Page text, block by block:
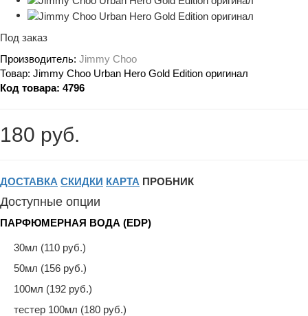
Под заказ
Производитель: Jimmy Choo
Товар: Jimmy Choo Urban Hero Gold Edition оригинал
Код товара: 4796
180 руб.
ДОСТАВКА СКИДКИ КАРТА ПРОБНИК
Доступные опции
ПАРФЮМЕРНАЯ ВОДА (EDP)
30мл (110 руб.)
50мл (156 руб.)
100мл (192 руб.)
тестер 100мл (180 руб.)